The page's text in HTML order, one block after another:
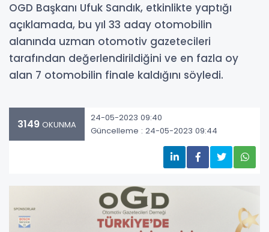
OGD Başkanı Ufuk Sandık, etkinlikte yaptığı
açıklamada, bu yıl 33 aday otomobilin
alanında uzman otomotiv gazetecileri
tarafından değerlendirildiğini ve en fazla oy
alan 7 otomobilin finale kaldığını söyledi.
3149 OKUNMA
24-05-2023 09:40
Güncelleme : 24-05-2023 09:44